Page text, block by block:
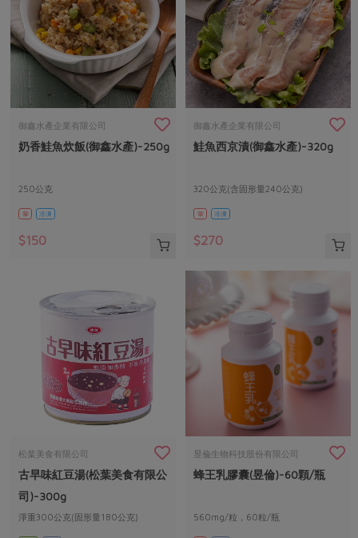
御鑫水產企業有限公司
奶香鮭魚炊飯(御鑫水產)-250g
250公克
葷 冷凍
$150
御鑫水產企業有限公司
鮭魚西京漬(御鑫水產)-320g
320公克(含固形量240公克)
葷 冷凍
$270
松葉美食有限公司
古早味紅豆湯(松葉美食有限公
司)-300g
淨重300公克(固形量180公克)
昱倫生物科技股份有限公司
蜂王乳膠囊(昱倫)-60顆/瓶
560mg/粒，60粒/瓶